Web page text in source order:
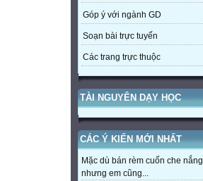
Góp ý với ngành GD
Soạn bài trực tuyến
Các trang trực thuộc
TÀI NGUYÊN DẠY HỌC
CÁC Ý KIẾN MỚI NHẤT
Mặc dù bán rèm cuốn che nắng
nhưng em cũng...